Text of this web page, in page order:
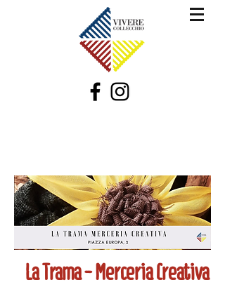
La Trama - Merceria Creativa